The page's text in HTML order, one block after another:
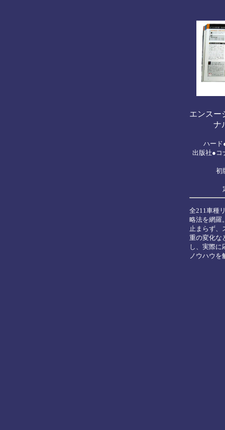
エンスー
ナ
ハード
出版社●コ
初
全211車種
略法を網羅
止まらず、
重の変化な
し、実際に
ノウハウを